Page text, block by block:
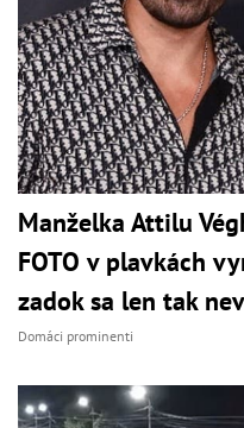
Manželka Attilu
FOTO v plavkách
zadok sa len tak
Domáci prominenti